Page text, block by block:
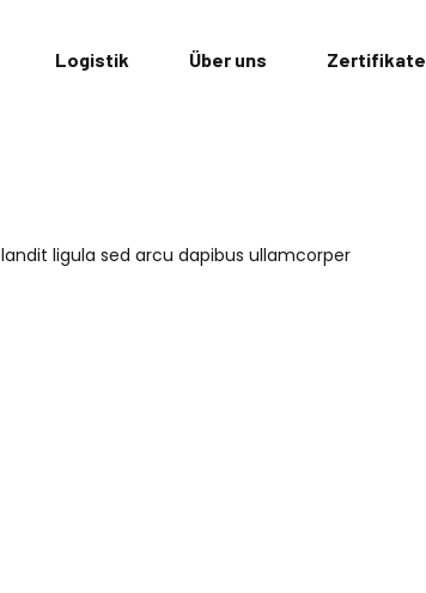
Logistik Über uns Zertifikate
ligula sed arcu dapibus ullamcorper